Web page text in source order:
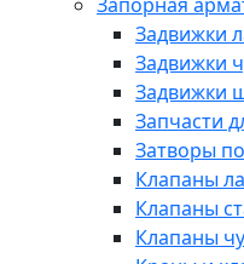
Запорная
Задвижки
Задвижки
Задвижки
Запчасти
Затворы
Клапаны
Клапаны
Клапаны